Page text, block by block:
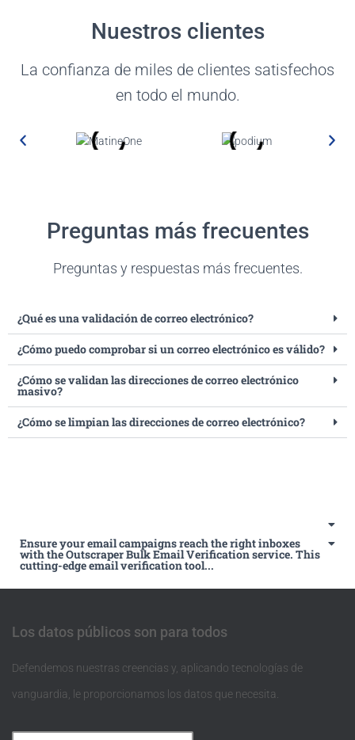
Nuestros clientes
La confianza de miles de clientes satisfechos
en todo el mundo.
Preguntas más frecuentes
Preguntas y respuestas más frecuentes.
¿Qué es una validación de correo electrónico?
¿Cómo puedo comprobar si un correo electrónico es válido?
¿Cómo se validan las direcciones de correo electrónico
masivo?
¿Cómo se limpian las direcciones de correo electrónico?
Ensure your email campaigns reach the right inboxes
with the Outscraper Bulk Email Verification service. This
cutting-edge email verification tool...
Los datos públicos son para todos
Defendemos nuestras creencias y, aplicando tecnologías de
vanguardia, le proporcionamos los datos que necesita.